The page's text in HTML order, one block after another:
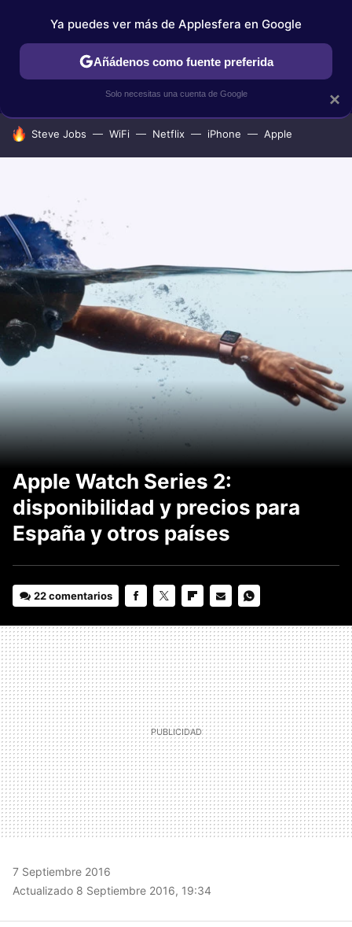
IPHONE TUTORIALES APPLESFERA SELECCIÓN
HOY SE HABLA DE
Steve Jobs WiFi Netflix iPhone Apple
Apple Watch Series 2:
disponibilidad y precios para
España y otros países
22 comentarios
MAIL
7 Septiembre 2016
Actualizado 8 Septiembre 2016, 19:34
×
Ya puedes ver más de Applesfera en Google
Añádenos como fuente preferida
Solo necesitas una cuenta de Google